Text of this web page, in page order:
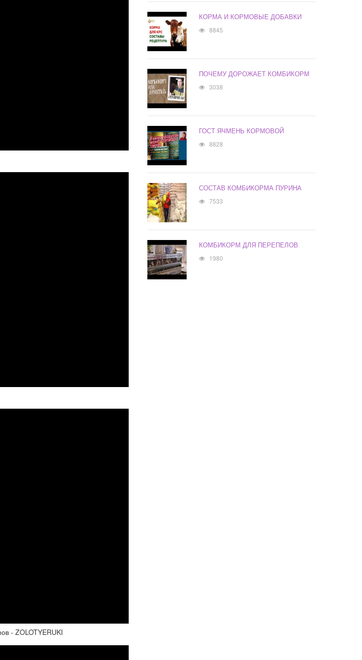
- ZOLOTYERUKI
КОРМА И КОРМОВЫЕ ДОБАВКИ
8845
ПОЧЕМУ ДОРОЖАЕТ КОМБИКОРМ
3038
ГОСТ ЯЧМЕНЬ КОРМОВОЙ
8828
СОСТАВ КОМБИКОРМА ПУРИНА
7533
КОМБИКОРМ ДЛЯ ПЕРЕПЕЛОВ
1980